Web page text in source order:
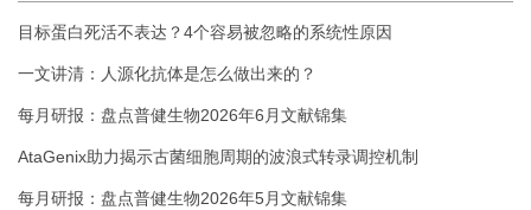
目标蛋白死活不表达？4个容易被忽略的系统性原因
一文讲清：人源化抗体是怎么做出来的？
每月研报：盘点普健生物2026年6月文献锦集
AtaGenix助力揭示古菌细胞周期的波浪式转录调控机制
每月研报：盘点普健生物2026年5月文献锦集